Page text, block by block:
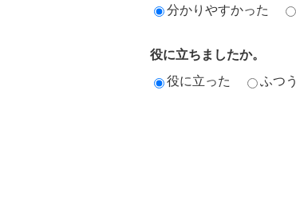
分かりやすかった
役に立ちましたか。
役に立った
ふつう